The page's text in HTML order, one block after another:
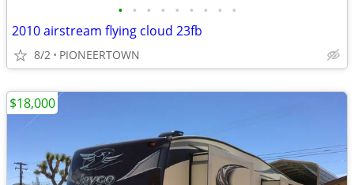
• • • • • • • • •
2010 airstream flying cloud 23fb
8/2 PIONEERTOWN
$18,000